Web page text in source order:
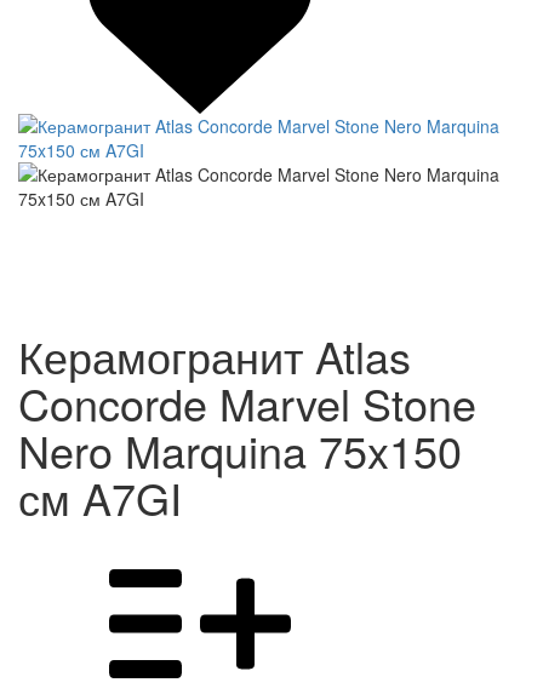
Керамогранит Atlas
Concorde Marvel Stone
Nero Marquina 75x150
см A7GI